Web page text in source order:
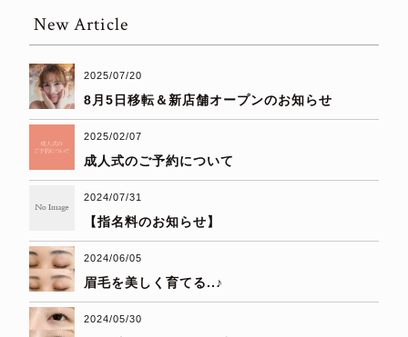
New Article
2025/07/20
8月5日移転＆新店舗オープンのお知らせ
2025/02/07
成人式のご予約について
2024/07/31
【指名料のお知らせ】
2024/06/05
眉毛を美しく育てる..♪
2024/05/30